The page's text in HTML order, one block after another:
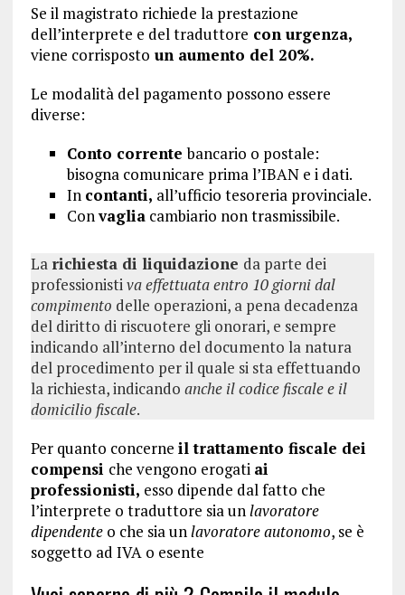
Se il magistrato richiede la prestazione
dell’interprete e del traduttore con urgenza,
viene corrisposto un aumento del 20%.
Le modalità del pagamento possono essere
diverse:
Conto correntebancario o postale:
bisogna comunicare prima l’IBAN e i dati.
In contanti, all’ufficio tesoreria provinciale.
Convagliacambiario non trasmissibile.
La richiesta di liquidazione da parte dei
professionistiva effettuata entro 10 giorni dal
compimento delle operazioni, a pena decadenza
del diritto di riscuotere gli onorari, e sempre
indicando all’interno del documento la natura
del procedimento per il quale si sta effettuando
la richiesta, indicando anche il codice fiscale e il
domicilio fiscale.
Per quanto concerne il trattamento fiscale dei
compensi che vengono erogati ai
professionisti, esso dipende dal fatto che
l’interprete o traduttore sia unlavoratore
dipendenteo che sia unlavoratore autonomo, se è
soggetto ad IVA o esente